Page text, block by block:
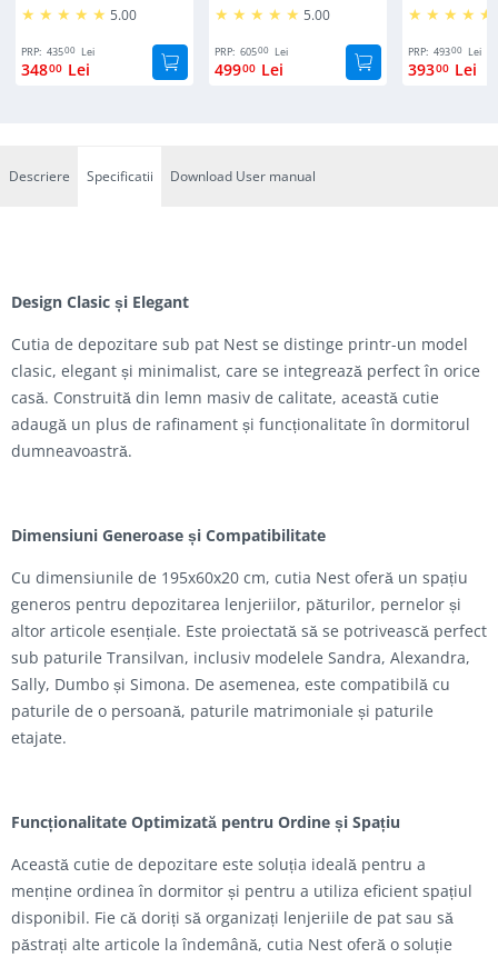
5.00
PRP: 43500 Lei
34800 Lei
5.00
PRP: 60500 Lei
49900 Lei
PRP: 49300 Lei
39300 Lei
Descriere Specificatii Download User manual
Design Clasic și Elegant
Cutia de depozitare sub pat Nest se distinge printr-un model
clasic, elegant și minimalist, care se integrează perfect în orice
casă. Construită din lemn masiv de calitate, această cutie
adaugă un plus de rafinament și funcționalitate în dormitorul
dumneavoastră.
Dimensiuni Generoase și Compatibilitate
Cu dimensiunile de 195x60x20 cm, cutia Nest oferă un spațiu
generos pentru depozitarea lenjeriilor, păturilor, pernelor și
altor articole esențiale. Este proiectată să se potrivească perfect
sub paturile Transilvan, inclusiv modelele Sandra, Alexandra,
Sally, Dumbo și Simona. De asemenea, este compatibilă cu
paturile de o persoană, paturile matrimoniale și paturile
etajate.
Funcționalitate Optimizată pentru Ordine și Spațiu
Această cutie de depozitare este soluția ideală pentru a
menține ordinea în dormitor și pentru a utiliza eficient spațiul
disponibil. Fie că doriți să organizați lenjeriile de pat sau să
păstrați alte articole la îndemână, cutia Nest oferă o soluție